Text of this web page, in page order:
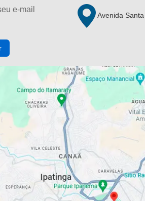
e-mail
Avenida